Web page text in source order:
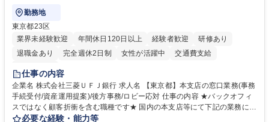
勤務地
東京都23区
業界未経験歓迎
年間休日120日以上 経験者歓迎
研修あり
退職金あり
完全週休2日制 女性が活躍中
交通費支給
土日祝休み
仕事の内容
企業名 株式会社三菱ＵＦＪ銀行 求人名 【東京都】本支店の窓口業務(事務
手続受付/資産運用提案)/後方事務/ロビー応対 仕事の内容 ★バックオフィ
スではなく顧客折衝を含む職種です★ 国内の本支店等にて下記の業務に従
事していただきます。 ■窓口/後方/ロビーにて事務手続等の受付・オペレ
必要な経験・能力等